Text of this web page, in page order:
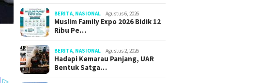
BERITA NASIONAL Agustus 6, 2026
Muslim Family Expo 2026 Bidik 12
Ribu Pe…
BERITA NASIONAL Agustus 2, 2026
Hadapi Kemarau Panjang, UAR
Bentuk Satga…